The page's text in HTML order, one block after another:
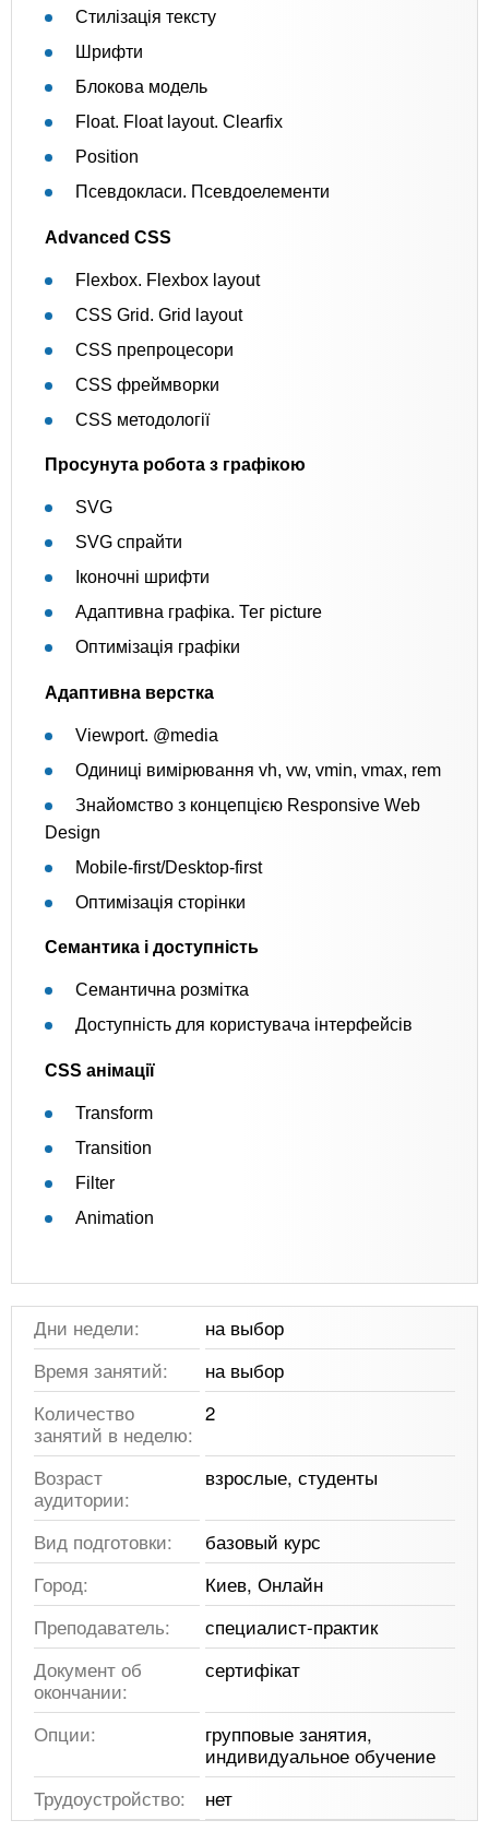
Стилізація тексту
Шрифти
Блокова модель
Float. Float layout. Clearfix
Position
Псевдокласи. Псевдоелементи
Advanced CSS
Flexbox. Flexbox layout
CSS Grid. Grid layout
CSS препроцесори
CSS фреймворки
CSS методології
Просунута робота з графікою
SVG
SVG спрайти
Іконочні шрифти
Адаптивна графіка. Тег picture
Оптимізація графіки
Адаптивна верстка
Viewport. @media
Одиниці вимірювання vh, vw, vmin, vmax, rem
Знайомство з концепцією Responsive Web
Design
Mobile-first/Desktop-first
Оптимізація сторінки
Семантика і доступність
Семантична розмітка
Доступність для користувача інтерфейсів
CSS анімації
Transform
Transition
Filter
Animation
Дни недели:
на выбор
Время занятий:
на выбор
Количество
занятий в неделю:
2
Возраст
аудитории:
взрослые, студенты
Вид подготовки:
базовый курс
Город:
Киев, Онлайн
Преподаватель:
специалист-практик
Документ об
окончании:
сертифікат
Опции:
групповые занятия,
индивидуальное обучение
Трудоустройство:
нет